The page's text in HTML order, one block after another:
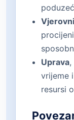
Uprava,
vrijeme
resursi